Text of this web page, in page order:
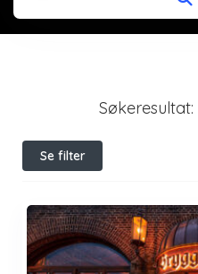
Søkeresultat:
Se filter